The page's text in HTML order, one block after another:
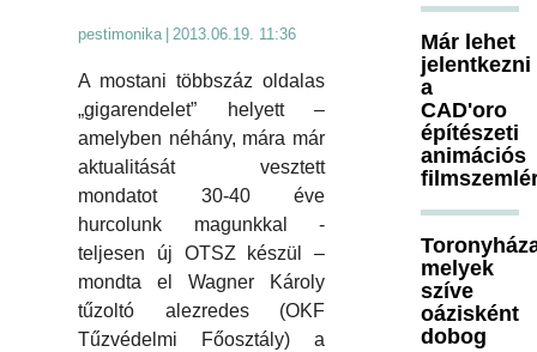
pestimonika 2013.06.19. 11:36
A mostani többszáz oldalas
„gigarendelet” helyett –
amelyben néhány, mára már
aktualitását vesztett
mondatot 30-40 éve
hurcolunk magunkkal -
teljesen új OTSZ készül –
mondta el Wagner Károly
tűzoltó alezredes (OKF
Tűzvédelmi Főosztály) a
Már lehet
jelentkezni
a
CAD'oro
építészeti
animációs
melyek
szíve
oázisként
dobog